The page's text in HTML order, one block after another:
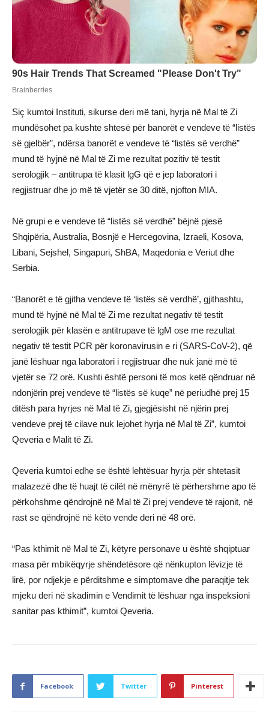
Siç kumtoi Instituti, sikurse deri më tani, hyrja në Mal të Zi
mundësohet pa kushte shtesë për banorët e vendeve të “listës
së gjelbër”, ndërsa banorët e vendeve të “listës së verdhë”
mund të hyjnë në Mal të Zi me rezultat pozitiv të testit
serologjik – antitrupa të klasit lgG që e jep laboratori i
regjistruar dhe jo më të vjetër se 30 ditë, njofton MIA.
Në grupi e e vendeve të “listës së verdhë” bëjnë pjesë
Shqipëria, Australia, Bosnjë e Hercegovina, Izraeli, Kosova,
Libani, Sejshel, Singapuri, ShBA, Maqedonia e Veriut dhe
Serbia.
“Banorët e të gjitha vendeve të ‘listës së verdhë’, gjithashtu,
mund të hyjnë në Mal të Zi me rezultat negativ të testit
serologjik për klasën e antitrupave të lgM ose me rezultat
negativ të testit PCR për koronavirusin e ri (SARS-CoV-2), që
janë lëshuar nga laboratori i regjistruar dhe nuk janë më të
vjetër se 72 orë. Kushti është personi të mos ketë qëndruar në
ndonjërin prej vendeve të “listës së kuqe” në periudhë prej 15
ditësh para hyrjes në Mal të Zi, gjegjësisht në njërin prej
vendeve prej të cilave nuk lejohet hyrja në Mal të Zi”, kumtoi
Qeveria e Malit të Zi.
Qeveria kumtoi edhe se është lehtësuar hyrja për shtetasit
malazezë dhe të huajt të cilët në mënyrë të përhershme apo të
përkohshme qëndrojnë në Mal të Zi prej vendeve të rajonit, në
rast se qëndrojnë në këto vende deri në 48 orë.
“Pas kthimit në Mal të Zi, këtyre personave u është shqiptuar
masa për mbikëqyrje shëndetësore që nënkupton lëvizje të
lirë, por ndjekje e përditshme e simptomave dhe paraqitje tek
mjeku deri në skadimin e Vendimit të lëshuar nga inspeksioni
sanitar pas kthimit”, kumtoi Qeveria.
Facebook Twitter Pinterest